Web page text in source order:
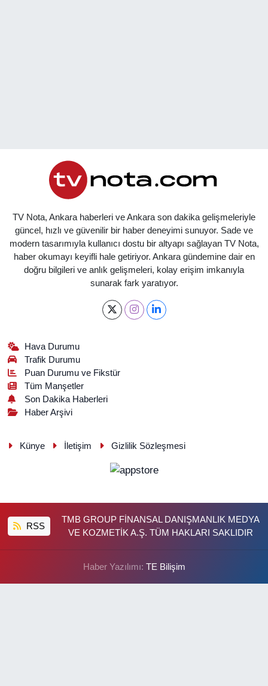
TV Nota, Ankara haberleri ve Ankara son dakika gelişmeleriyle
güncel, hızlı ve güvenilir bir haber deneyimi sunuyor. Sade ve
modern tasarımıyla kullanıcı dostu bir altyapı sağlayan TV Nota,
haber okumayı keyifli hale getiriyor. Ankara gündemine dair en
doğru bilgileri ve anlık gelişmeleri, kolay erişim imkanıyla
sunarak fark yaratıyor.
Hava Durumu
Trafik Durumu
Puan Durumu ve Fikstür
Tüm Manşetler
Son Dakika Haberleri
Haber Arşivi
Künye İletişim Gizlilik Sözleşmesi
RSS
TMB GROUP FİNANSAL DANIŞMANLIK MEDYA
VE KOZMETİK A.Ş. TÜM HAKLARI SAKLIDIR
Haber Yazılımı: TE Bilişim